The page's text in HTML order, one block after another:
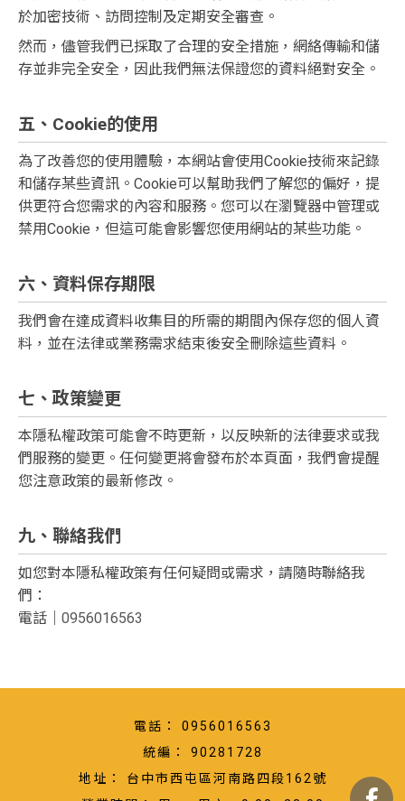
於加密技術、訪問控制及定期安全審查。
然而，儘管我們已採取了合理的安全措施，網絡傳輸和儲
存並非完全安全，因此我們無法保證您的資料絕對安全。
五、Cookie的使用
為了改善您的使用體驗，本網站會使用Cookie技術來記錄
和儲存某些資訊。Cookie可以幫助我們了解您的偏好，提
供更符合您需求的內容和服務。您可以在瀏覽器中管理或
禁用Cookie，但這可能會影響您使用網站的某些功能。
六、資料保存期限
我們會在達成資料收集目的所需的期間內保存您的個人資
料，並在法律或業務需求結束後安全刪除這些資料。
七、政策變更
本隱私權政策可能會不時更新，以反映新的法律要求或我
們服務的變更。任何變更將會發布於本頁面，我們會提醒
您注意政策的最新修改。
九、聯絡我們
如您對本隱私權政策有任何疑問或需求，請隨時聯絡我
們：
電話｜ 0956016563
0956016563
90281728
台中市西屯區河南路四段162號